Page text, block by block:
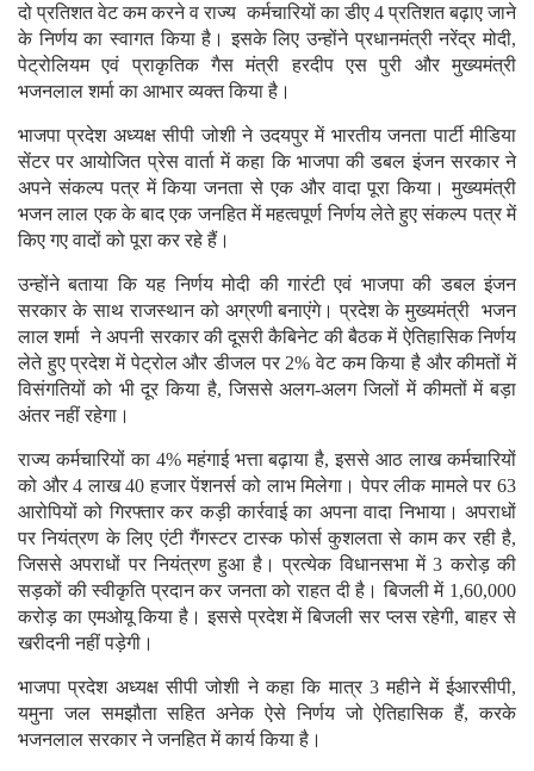
दो प्रतिशत वेट कम करने व राज्य कर्मचारियों का डीए 4 प्रतिशत बढ़ाए जाने
के निर्णय का स्वागत किया है। इसके लिए उन्होंने प्रधानमंत्री नरेंद्र मोदी,
पेट्रोलियम एवं प्राकृतिक गैस मंत्री हरदीप एस पुरी और मुख्यमंत्री
भजनलाल शर्मा का आभार व्यक्त किया है।
भाजपा प्रदेश अध्यक्ष सीपी जोशी ने उदयपुर में भारतीय जनता पार्टी मीडिया
सेंटर पर आयोजित प्रेस वार्ता में कहा कि भाजपा की डबल इंजन सरकार ने
अपने संकल्प पत्र में किया जनता से एक और वादा पूरा किया। मुख्यमंत्री
भजन लाल एक के बाद एक जनहित में महत्वपूर्ण निर्णय लेते हुए संकल्प पत्र में
किए गए वादों को पूरा कर रहे हैं।
उन्होंने बताया कि यह निर्णय मोदी की गारंटी एवं भाजपा की डबल इंजन
सरकार के साथ राजस्थान को अग्रणी बनाएंगे। प्रदेश के मुख्यमंत्री भजन
लाल शर्मा ने अपनी सरकार की दूसरी कैबिनेट की बैठक में ऐतिहासिक निर्णय
लेते हुए प्रदेश में पेट्रोल और डीजल पर 2% वेट कम किया है और कीमतों में
विसंगतियों को भी दूर किया है, जिससे अलग-अलग जिलों में कीमतों में बड़ा
अंतर नहीं रहेगा।
राज्य कर्मचारियों का 4% महंगाई भत्ता बढ़ाया है, इससे आठ लाख कर्मचारियों
को और 4 लाख 40 हजार पेंशनर्स को लाभ मिलेगा। पेपर लीक मामले पर 63
आरोपियों को गिरफ्तार कर कड़ी कार्रवाई का अपना वादा निभाया। अपराधों
पर नियंत्रण के लिए एंटी गैंगस्टर टास्क फोर्स कुशलता से काम कर रही है,
जिससे अपराधों पर नियंत्रण हुआ है। प्रत्येक विधानसभा में 3 करोड़ की
सड़कों की स्वीकृति प्रदान कर जनता को राहत दी है। बिजली में 1,60,000
करोड़ का एमओयू किया है। इससे प्रदेश में बिजली सर प्लस रहेगी, बाहर से
खरीदनी नहीं पड़ेगी।
भाजपा प्रदेश अध्यक्ष सीपी जोशी ने कहा कि मात्र 3 महीने में ईआरसीपी,
यमुना जल समझौता सहित अनेक ऐसे निर्णय जो ऐतिहासिक हैं, करके
भजनलाल सरकार ने जनहित में कार्य किया है।